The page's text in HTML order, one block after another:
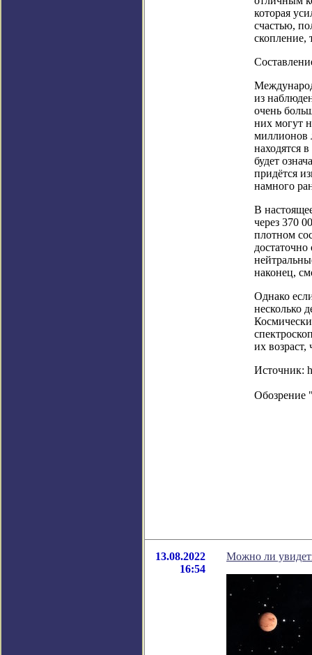
которая
счастью,
скопление,
из
очень
них могут
миллионов
находятся
будет
придётся
намного
В
через 370
плотном
наконец,
Однако
несколько
их
Источник:
Обозрение
13.08.2022
16:54
Можно ли